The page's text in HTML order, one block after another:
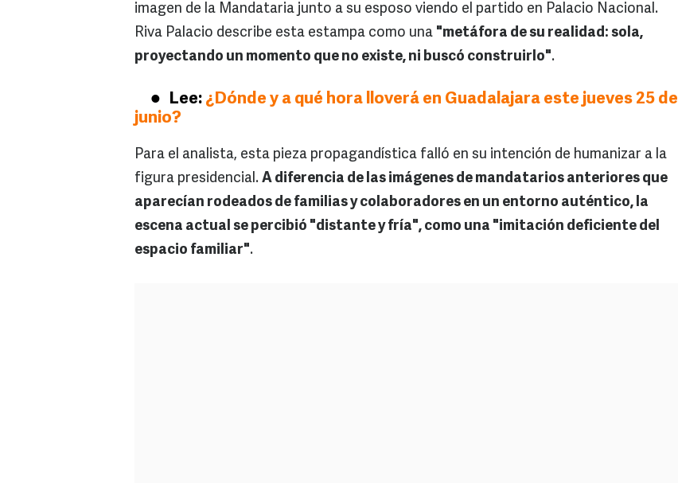
imagen de la Mandataria junto a su esposo viendo el partido en Palacio Nacional.
Riva Palacio describe esta estampa como una "metáfora de su realidad: sola,
proyectando un momento que no existe, ni buscó construirlo".
Lee: ¿Dónde y a qué hora lloverá en Guadalajara este jueves 25 de
junio?
Para el analista, esta pieza propagandística falló en su intención de humanizar a la
figura presidencial. A diferencia de las imágenes de mandatarios anteriores que
aparecían rodeados de familias y colaboradores en un entorno auténtico, la
escena actual se percibió "distante y fría", como una "imitación deficiente del
espacio familiar".